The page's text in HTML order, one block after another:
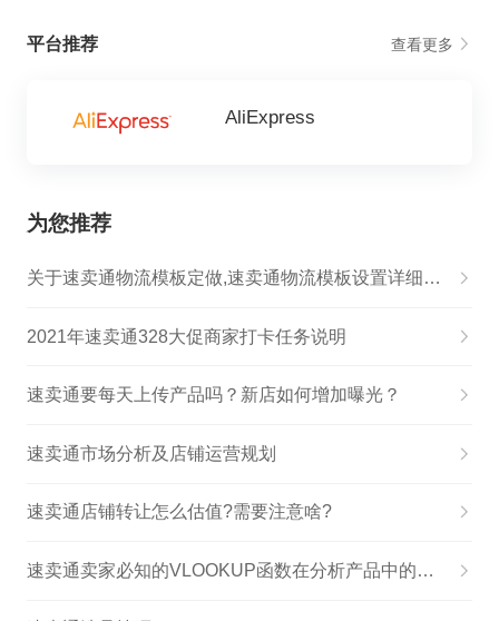
平台推荐 查看更多
AliExpress
为您推荐
关于速卖通物流模板定做,速卖通物流模板设置详细教程
2021年速卖通328大促商家打卡任务说明
速卖通要每天上传产品吗？新店如何增加曝光？
速卖通市场分析及店铺运营规划
速卖通店铺转让怎么估值?需要注意啥?
速卖通卖家必知的VLOOKUP函数在分析产品中的运用